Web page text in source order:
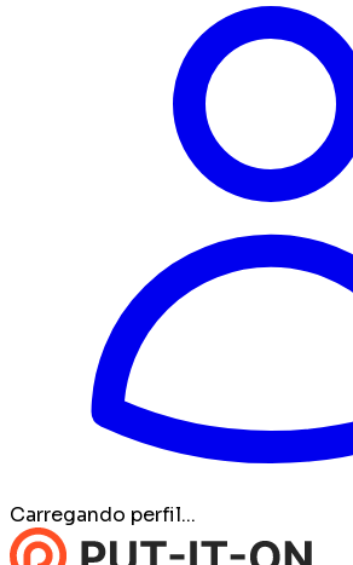
Carregando perfil...